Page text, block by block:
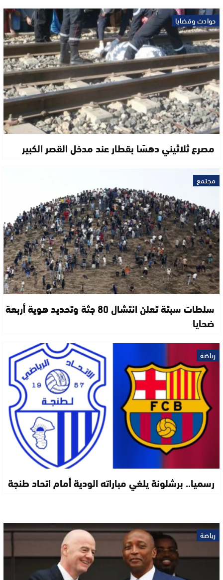
حوادث وقضايا
مصرع ثلاثيني دهسًا بقطار عند مدخل القصر الكبير
مجتمع
سلطات سبتة تعلن انتشال 80 جثة وتحديد هوية أربعة
ضحايا
رياضة
رسميا.. برشلونة يلغي مباراته الودية أمام اتحاد طنجة
رياضة